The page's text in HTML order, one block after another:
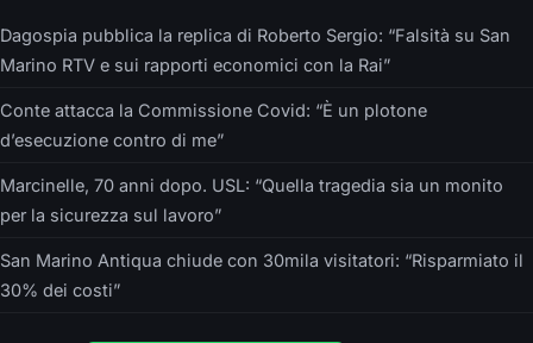
Dagospia pubblica la replica di Roberto Sergio: “Falsità su San
Marino RTV e sui rapporti economici con la Rai”
Conte attacca la Commissione Covid: “È un plotone
d’esecuzione contro di me”
Marcinelle, 70 anni dopo. USL: “Quella tragedia sia un monito
per la sicurezza sul lavoro”
San Marino Antiqua chiude con 30mila visitatori: “Risparmiato il
30% dei costi”